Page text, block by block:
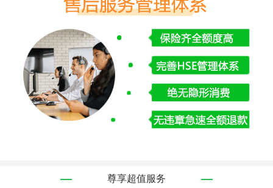
尊享超值服务